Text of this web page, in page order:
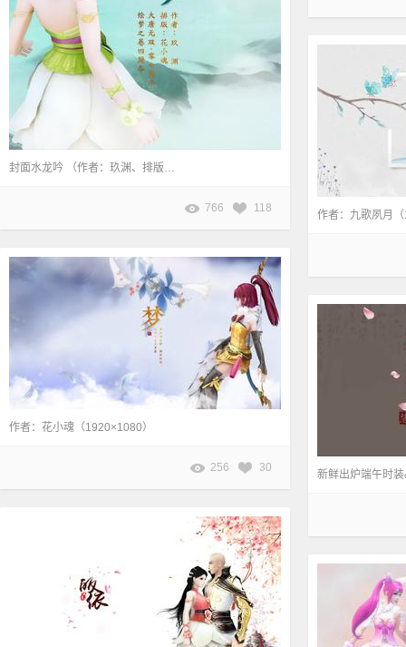
封面水龙吟 （作者：玖渊、排版：花小魂） 原帖地址：http://dtws.netease.com/thread-899873-1-1.html
766 118
作者：花小魂（1920×1080）
256 30
作者：九歌夙月